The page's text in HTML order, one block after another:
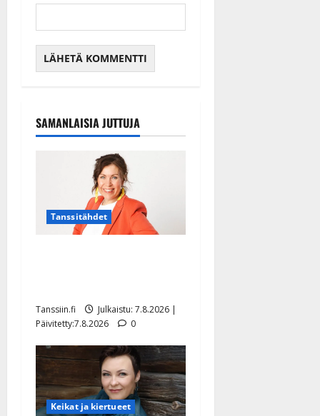
SAMANLAISIA JUTTUJA
Tanssitähdet
Tanssiin.fi
Julkaistu: 7.8.2026 |
Päivitetty:7.8.2026
0
Keikat ja kiertueet